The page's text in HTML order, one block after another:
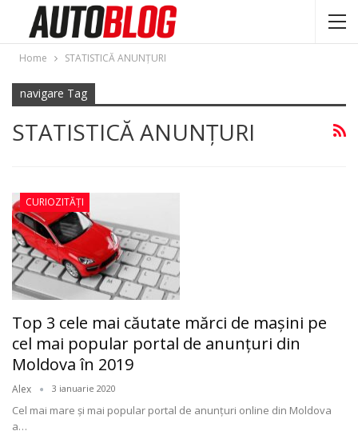
Home STATISTICĂ ANUNŢURI
navigare Tag
STATISTICĂ ANUNŢURI
CURIOZITĂȚI
Top 3 cele mai căutate mărci de maşini pe
cel mai popular portal de anunţuri din
Moldova în 2019
Alex 3 ianuarie 2020
Cel mai mare şi mai popular portal de anunţuri online din Moldova
a…